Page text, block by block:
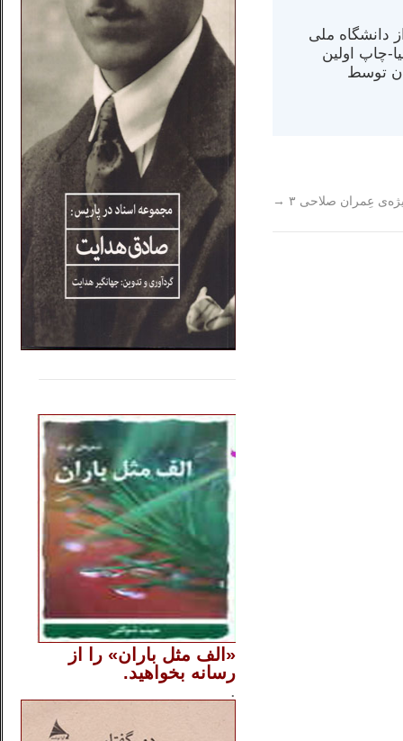
از دانشگاه ملی
در کالیفرنیا-چاپ اولین
در سال ۱۳۸۴ در ایران توسط
عِمران صلاحی ۳ →
«الف مثل باران» را از
رسانه بخواهید.
.